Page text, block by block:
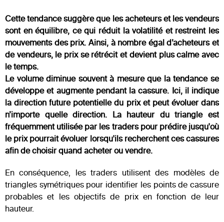
Cette tendance suggère que les acheteurs et les vendeurs
sont en équilibre, ce qui réduit la volatilité et restreint les
mouvements des prix. Ainsi, à nombre égal d’acheteurs et
de vendeurs, le prix se rétrécit et devient plus calme avec
le temps.
Le volume diminue souvent à mesure que la tendance se
développe et augmente pendant la cassure. Ici, il indique
la direction future potentielle du prix et peut évoluer dans
n’importe quelle direction. La hauteur du triangle est
fréquemment utilisée par les traders pour prédire jusqu'où
le prix pourrait évoluer lorsqu'ils recherchent ces cassures
afin de choisir quand acheter ou vendre.
En conséquence, les traders utilisent des modèles de
triangles symétriques pour identifier les points de cassure
probables et les objectifs de prix en fonction de leur
hauteur.